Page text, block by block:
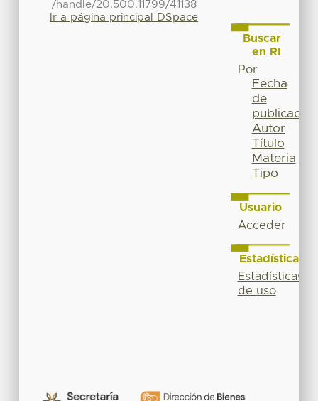
/handle/20.500.11799/41138
Ir a página principal DSpace
Buscar
en RI
Por
Fecha
de
publicación
Autor
Título
Materia
Tipo
Usuario
Acceder
Estadísticas
Estadísticas
de uso